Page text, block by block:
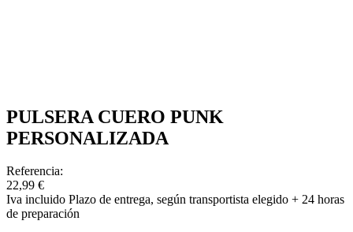
PULSERA CUERO PUNK
PERSONALIZADA
Referencia:
22,99 €
Iva incluido Plazo de entrega, según transportista elegido + 24 horas
de preparación